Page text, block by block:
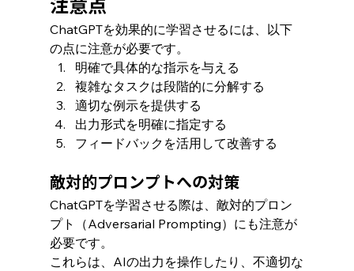
注意点
ChatGPTを効果的に学習させるには、以下
の点に注意が必要です。
明確で具体的な指示を与える
複雑なタスクは段階的に分解する
適切な例示を提供する
出力形式を明確に指定する
フィードバックを活用して改善する
敵対的プロンプトへの対策
ChatGPTを学習させる際は、敵対的プロン
プト（Adversarial Prompting）にも注意が
必要です。
これらは、AIの出力を操作したり、不適切な